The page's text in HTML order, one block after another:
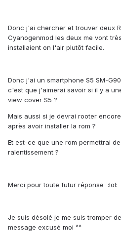
Donc j'ai chercher et trouver deux
Cyanogenmod les deux me vont
installaient on l'air plutôt facile.
Donc j'ai un smartphone S5 SM-
c'est que j'aimerai savoir si il y a
view cover S5 ?
Mais aussi si je devrai rooter
après avoir installer la rom ?
Et est-ce que une rom permettrai
ralentissement ?
Merci pour toute futur réponse :lol:
Je suis désolé je me suis tromper
message excusé moi ^^